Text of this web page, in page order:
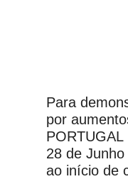
Para
por
28 de
ao início de